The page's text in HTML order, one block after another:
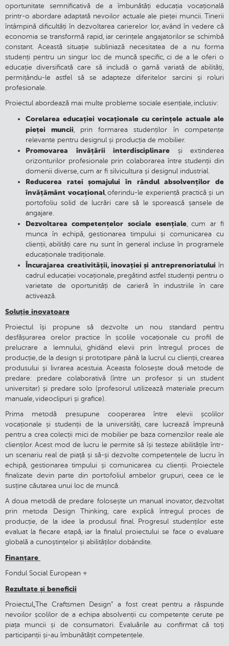
oportunitate semnificativă de a îmbunătăți educația vocațională
printr-o abordare adaptată nevoilor actuale ale pieței muncii. Tinerii
întâmpină dificultăți în dezvoltarea carierelor lor, având în vedere că
economia se transformă rapid, iar cerințele angajatorilor se schimbă
constant. Această situație subliniază necesitatea de a nu forma
studenți pentru un singur loc de muncă specific, ci de a le oferi o
educație diversificată care să includă o gamă variată de abilități,
permițându-le astfel să se adapteze diferitelor sarcini și roluri
profesionale.
Proiectul abordează mai multe probleme sociale esențiale, inclusiv:
Corelarea educației vocaționale cu cerințele actuale ale
pieței muncii, prin formarea studenților în competențe
relevante pentru designul și producția de mobilier.
Promovarea învățării interdisciplinare și extinderea
orizonturilor profesionale prin colaborarea între studenții din
domenii diverse, cum ar fi silvicultura și designul industrial.
Reducerea ratei șomajului în rândul absolvenților de
învățământ vocațional, oferindu-le experiență practică și un
portofoliu solid de lucrări care să le sporească șansele de
angajare.
Dezvoltarea competențelor sociale esențiale, cum ar fi
munca în echipă, gestionarea timpului și comunicarea cu
clienții, abilități care nu sunt în general incluse în programele
educaționale tradiționale.
Încurajarea creativității, inovației și antreprenoriatului în
cadrul educației vocaționale, pregătind astfel studenții pentru o
varietate de oportunități de carieră în industriile în care
activează.
Soluție inovatoare
Proiectul își propune să dezvolte un nou standard pentru
desfășurarea orelor practice în școlile vocaționale cu profil de
prelucrare a lemnului, ghidând elevii prin întregul proces de
producție, de la design și prototipare până la lucrul cu clienții, crearea
produsului și livrarea acestuia. Aceasta folosește două metode de
predare: predare colaborativă (între un profesor și un student
universitar) și predare solo (profesorul utilizează materiale precum
manuale, videoclipuri și grafice).
Prima metodă presupune cooperarea între elevii școlilor
vocaționale și studenții de la universități, care lucrează împreună
pentru a crea colecții mici de mobilier pe baza comenzilor reale ale
clienților. Acest mod de lucru le permite să își testeze abilitățile într-
un scenariu real de piață și să-și dezvolte competențele de lucru în
echipă, gestionarea timpului și comunicarea cu clienții. Proiectele
finalizate devin parte din portofoliul ambelor grupuri, ceea ce le
susține căutarea unui loc de muncă.
A doua metodă de predare folosește un manual inovator, dezvoltat
prin metoda Design Thinking, care explică întregul proces de
producție, de la idee la produsul final. Progresul studenților este
evaluat la fiecare etapă, iar la finalul proiectului se face o evaluare
globală a cunoștințelor și abilităților dobândite.
Finanțare
Fondul Social European +
Rezultate și beneficii
Proiectul„The Craftsmen Design” a fost creat pentru a răspunde
nevoilor școlilor de a echipa absolvenții cu competențe cerute pe
piața muncii și de consumatori. Evaluările au confirmat că toți
participanții și-au îmbunătățit competențele.